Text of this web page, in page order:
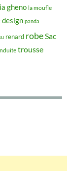
gheno la moufle
panda
renard robeSac
trousse